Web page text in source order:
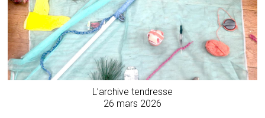
L’archive tendresse
26 mars 2026